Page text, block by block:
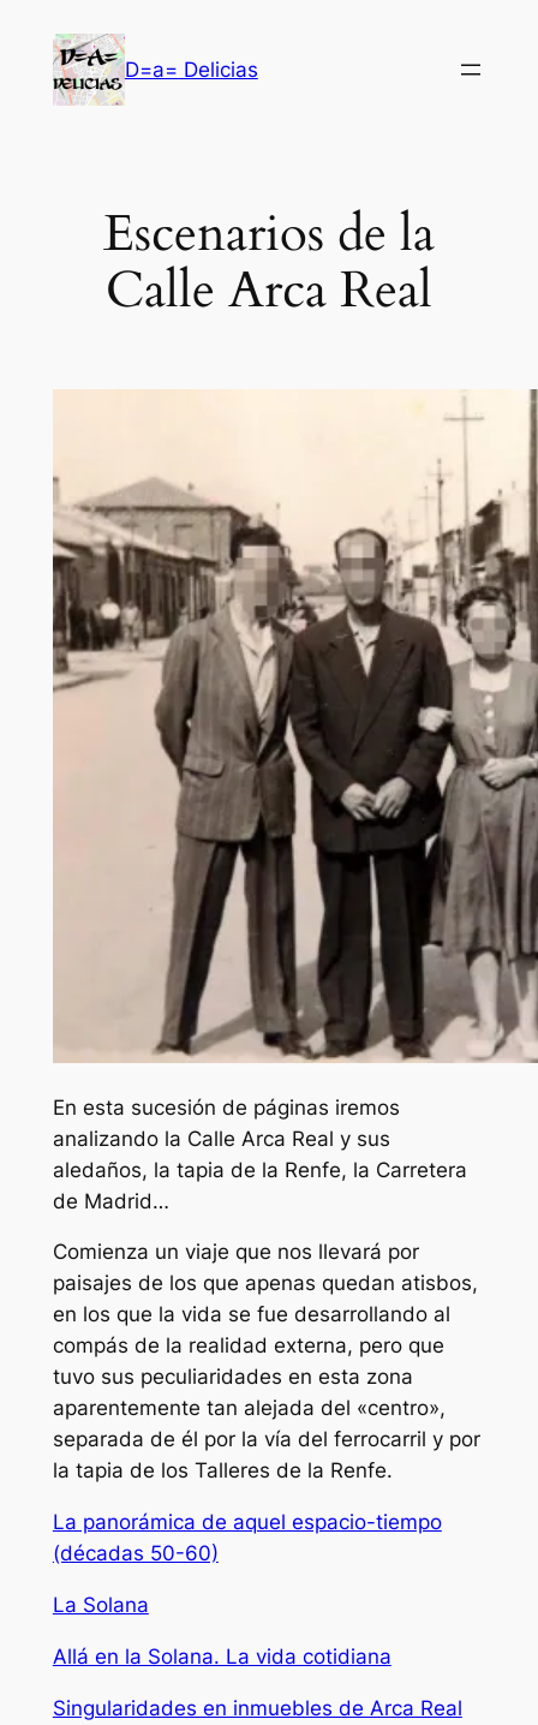
contenido
D=a= Delicias
Escenarios de la
Calle Arca Real
En esta sucesión de páginas iremos
analizando la Calle Arca Real y sus
aledaños, la tapia de la Renfe, la Carretera
de Madrid…
Comienza un viaje que nos llevará por
paisajes de los que apenas quedan atisbos,
en los que la vida se fue desarrollando al
compás de la realidad externa, pero que
tuvo sus peculiaridades en esta zona
aparentemente tan alejada del «centro»,
separada de él por la vía del ferrocarril y por
la tapia de los Talleres de la Renfe.
La panorámica de aquel espacio-tiempo
(décadas 50-60)
La Solana
Allá en la Solana. La vida cotidiana
Singularidades en inmuebles de Arca Real